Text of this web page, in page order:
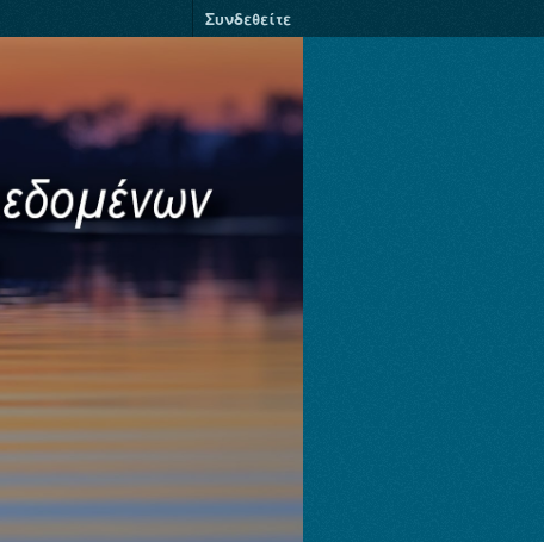
Συνδεθείτε